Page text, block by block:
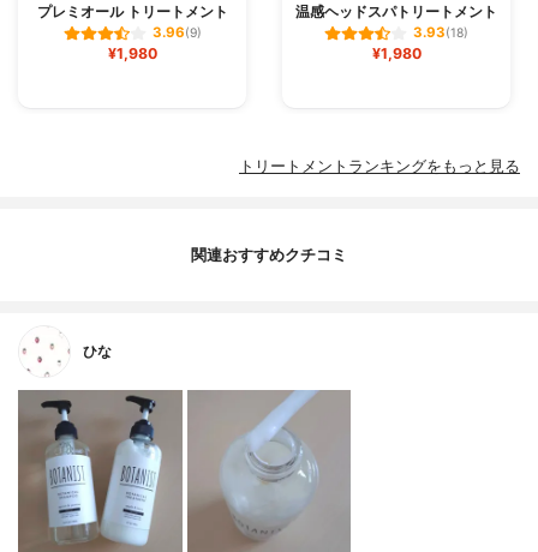
プレミオール トリートメント
3.96(9)
¥1,980
温感ヘッドスパトリートメント
3.93(18)
¥1,980
トリートメントランキングをもっと見る
関連おすすめクチコミ
ひな